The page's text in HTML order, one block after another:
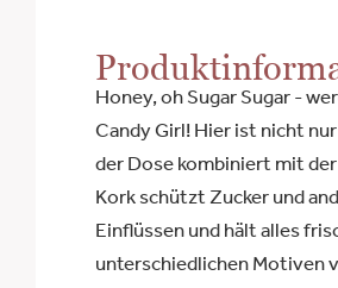
Honey, oh Sugar Sugar -
Candy Girl! Hier ist nicht
der Dose kombiniert mit
Kork schützt Zucker und
Einflüssen und hält alles
unterschiedlichen Motiven